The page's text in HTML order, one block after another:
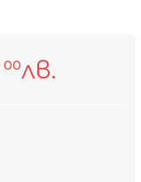
00лв.